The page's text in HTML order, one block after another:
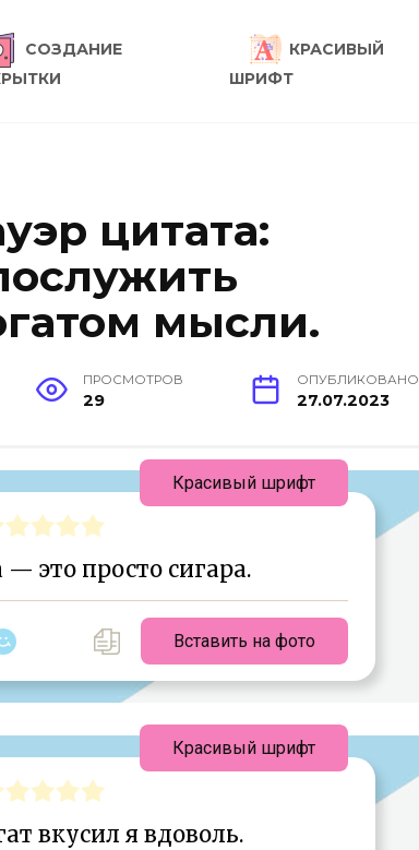
СОЗДАНИЕ
КРАСИВЫЙ
ШРИФТ
цитата:
мысли.
ПРОСМОТРОВ
29
ОПУБЛИКОВАНО
27.07.2023
— это просто сигара.
Вставить на фото
Красивый шрифт
вкусил я вдоволь.
Красивый шрифт